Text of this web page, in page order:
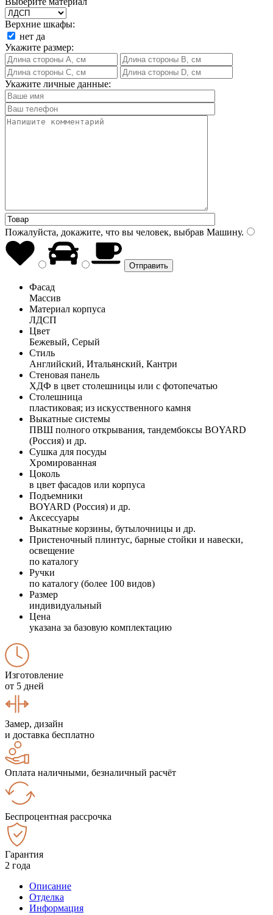
Верхние шкафы:
нет да
Укажите размер:
Укажите личные данные:
Пожалуйста, докажите, что вы человек, выбрав Машину.
Фасад
Массив
Материал корпуса
ЛДСП
Цвет
Бежевый, Серый
Стиль
Английский, Итальянский, Кантри
Стеновая панель
ХДФ в цвет столешницы или с фотопечатью
Столешница
пластиковая; из искусственного камня
Выкатные системы
ПВШ полного открывания, тандембоксы BOYARD
(Россия) и др.
Сушка для посуды
Хромированная
Цоколь
в цвет фасадов или корпуса
Подъемники
BOYARD (Россия) и др.
Аксессуары
Выкатные корзины, бутылочницы и др.
Пристеночный плинтус, барные стойки и навески,
освещение
по каталогу
Ручки
по каталогу (более 100 видов)
Размер
индивидуальный
Цена
указана за базовую комплектацию
Изготовление
от 5 дней
Замер, дизайн
и доставка бесплатно
Оплата наличными, безналичный расчёт
Беспроцентная рассрочка
Гарантия
2 года
Описание
Отделка
Информация